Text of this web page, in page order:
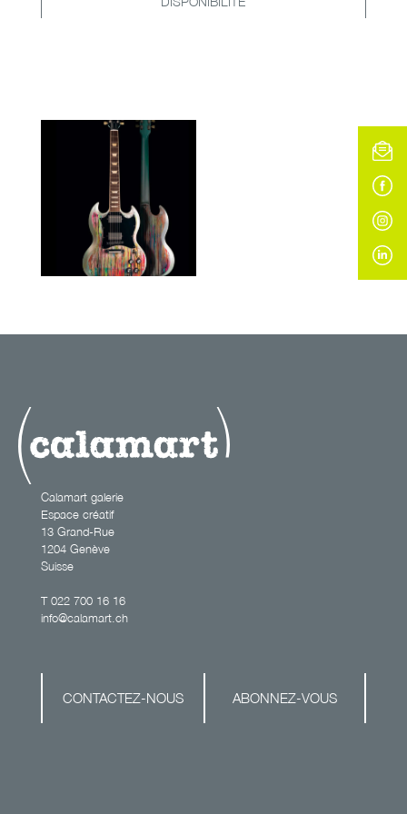
Calamart galerie
Espace créatif
13 Grand-Rue
1204 Genève
Suisse
T 022 700 16 16
info@calamart.ch
CONTACTEZ-NOUS ABONNEZ-VOUS